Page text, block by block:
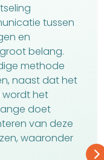
tussen
en
belang.
methode
naast dat het
wordt het
doet
van deze
waaronder